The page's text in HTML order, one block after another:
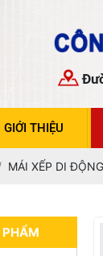
GIỚI THIỆU
MÁI XẾP DI ĐỘNG
PHẨM